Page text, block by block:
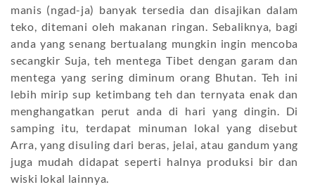
manis (ngad-ja) banyak tersedia dan disajikan dalam
teko, ditemani oleh makanan ringan. Sebaliknya, bagi
anda yang senang bertualang mungkin ingin mencoba
secangkir Suja, teh mentega Tibet dengan garam dan
mentega yang sering diminum orang Bhutan. Teh ini
lebih mirip sup ketimbang teh dan ternyata enak dan
menghangatkan perut anda di hari yang dingin. Di
samping itu, terdapat minuman lokal yang disebut
Arra, yang disuling dari beras, jelai, atau gandum yang
juga mudah didapat seperti halnya produksi bir dan
wiski lokal lainnya.